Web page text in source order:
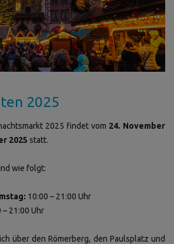
2025
2025 findet vom 24. November
2025 statt.
wie folgt:
10:00 – 21:00 Uhr
– 21:00 Uhr
über den Römerberg, den Paulsplatz und